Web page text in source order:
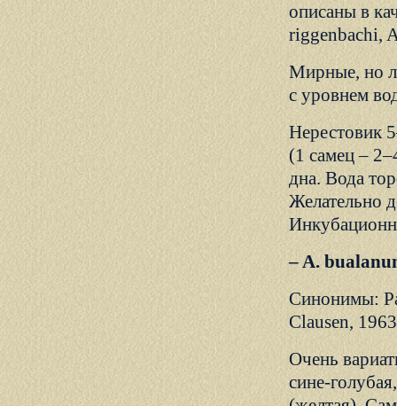
описаны в
riggenbachi,
Мирные, но
с уровнем
Нерестовик
(1 самец –
дна. Вода
Желательно
– A.
Синонимы:
Clausen,
Очень
сине-